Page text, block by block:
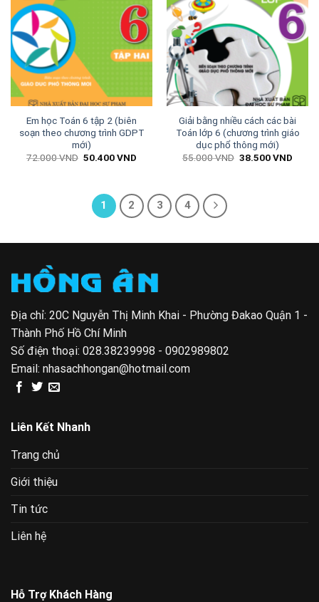
Em học Toán 6 tập 2 (biên
soạn theo chương trình GDPT
mới)
72.000VND Giá
50.400VND
50.400 VND.
Giải bằng nhiều cách các bài
Toán lớp 6 (chương trình giáo
dục phổ thông mới)
55.000VND Giá
38.500VND
1 2 3 4
Địa chỉ: 20C Nguyễn Thị Minh Khai - Phường Đakao Quận 1 -
Thành Phố Hồ Chí Minh
Số điện thoại: 028.38239998 - 0902989802
Email: nhasachhongan@hotmail.com
Liên Kết Nhanh
Trang chủ
Giới thiệu
Tin tức
Liên hệ
Hỗ Trợ Khách Hàng